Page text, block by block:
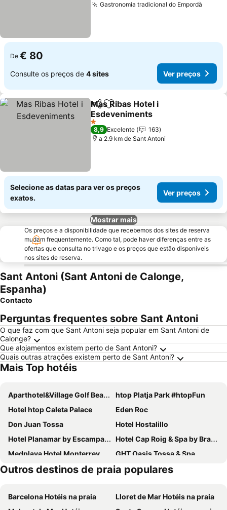
Gastronomia tradicional do Empordà
De € 80
Consulte os preços de 4 sites Ver preços
PartilharAdicionar aos favoritos
Mas Ribas Hotel i
Esdeveniments
1 Estrelas
8,9 Excelente
163
a 2.9 km de Sant Antoni
Selecione as datas para ver os preços
exatos.
Ver preços
Mostrar mais
Os preços e a disponibilidade que recebemos dos sites de reserva
mudam frequentemente. Como tal, pode haver diferenças entre as
ofertas que consulta no trivago e os preços que estão disponíveis
nos sites de reserva.
Sant Antoni (Sant Antoni de Calonge,
Espanha)
Contacto
Perguntas frequentes sobre Sant Antoni
O que faz com que Sant Antoni seja popular em Sant Antoni de
Calonge?
Que alojamentos existem perto de Sant Antoni?
Quais outras atrações existem perto de Sant Antoni?
Mais Top hotéis
Aparthotel&Village Golf Beach
htop Platja Park #htopFun
Hotel htop Caleta Palace
Eden Roc
Don Juan Tossa
Hotel Hostalillo
Hotel Planamar by Escampa Hotels
Hotel Cap Roig & Spa by Brava Hoteles
Medplaya Hotel Monterrey
GHT Oasis Tossa & Spa
RVHotels Nautic Park
GHT Costa Brava & Spa
RVHotels Golf Costa Brava
Ilunion Caleta Park
Outros destinos de praia populares
Barcelona Hotéis na praia
Lloret de Mar Hotéis na praia